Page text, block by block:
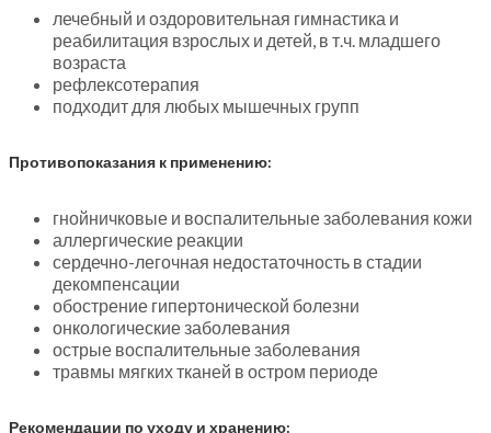
лечебный и оздоровительная гимнастика и
реабилитация взрослых и детей, в т.ч. младшего
возраста
рефлексотерапия
подходит для любых мышечных групп
Противопоказания к применению:
гнойничковые и воспалительные заболевания кожи
аллергические реакции
сердечно-легочная недостаточность в стадии
декомпенсации
обострение гипертонической болезни
онкологические заболевания
острые воспалительные заболевания
травмы мягких тканей в остром периоде
Рекомендации по уходу и хранению: